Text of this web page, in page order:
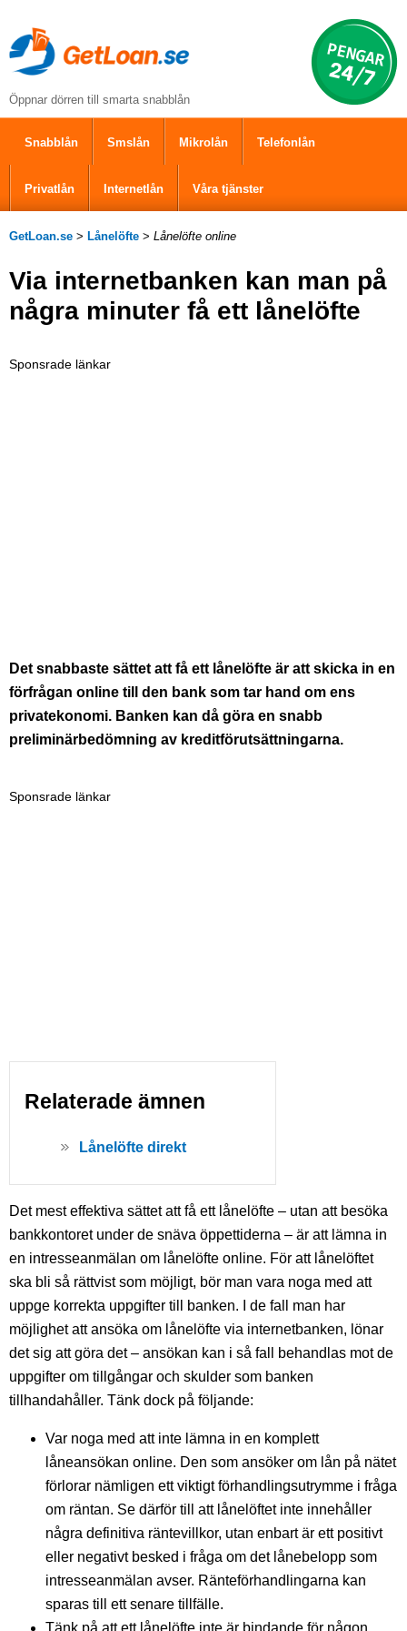
Öppnar dörren till smarta snabblån
Snabblån Smslån Mikrolån Telefonlån
Privatlån Internetlån Våra tjänster
GetLoan.se > Lånelöfte > Lånelöfte online
Via internetbanken kan man på
några minuter få ett lånelöfte
Sponsrade länkar
Det snabbaste sättet att få ett lånelöfte är att skicka in en
förfrågan online till den bank som tar hand om ens
privatekonomi. Banken kan då göra en snabb
preliminärbedömning av kreditförutsättningarna.
Sponsrade länkar
Relaterade ämnen
Lånelöfte direkt
Det mest effektiva sättet att få ett lånelöfte – utan att besöka
bankkontoret under de snäva öppettiderna – är att lämna in
en intresseanmälan om lånelöfte online. För att lånelöftet
ska bli så rättvist som möjligt, bör man vara noga med att
uppge korrekta uppgifter till banken. I de fall man har
möjlighet att ansöka om lånelöfte via internetbanken, lönar
det sig att göra det – ansökan kan i så fall behandlas mot de
uppgifter om tillgångar och skulder som banken
tillhandahåller. Tänk dock på följande:
Var noga med att inte lämna in en komplett
låneansökan online. Den som ansöker om lån på nätet
förlorar nämligen ett viktigt förhandlingsutrymme i fråga
om räntan. Se därför till att lånelöftet inte innehåller
några definitiva räntevillkor, utan enbart är ett positivt
eller negativt besked i fråga om det lånebelopp som
intresseanmälan avser. Ränteförhandlingarna kan
sparas till ett senare tillfälle.
Tänk på att ett lånelöfte inte är bindande för någon